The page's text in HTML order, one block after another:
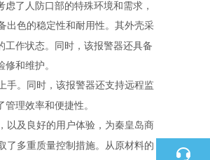
了人防口部的特殊环境和需求，
出色的稳定性和耐用性。其外壳采
工作状态。同时，该报警器还具备
和维护。
手。同时，该报警器还支持远程监
理效率和便捷性。
以及良好的用户体验，为秦皇岛商
了多重质量控制措施。从原材料的